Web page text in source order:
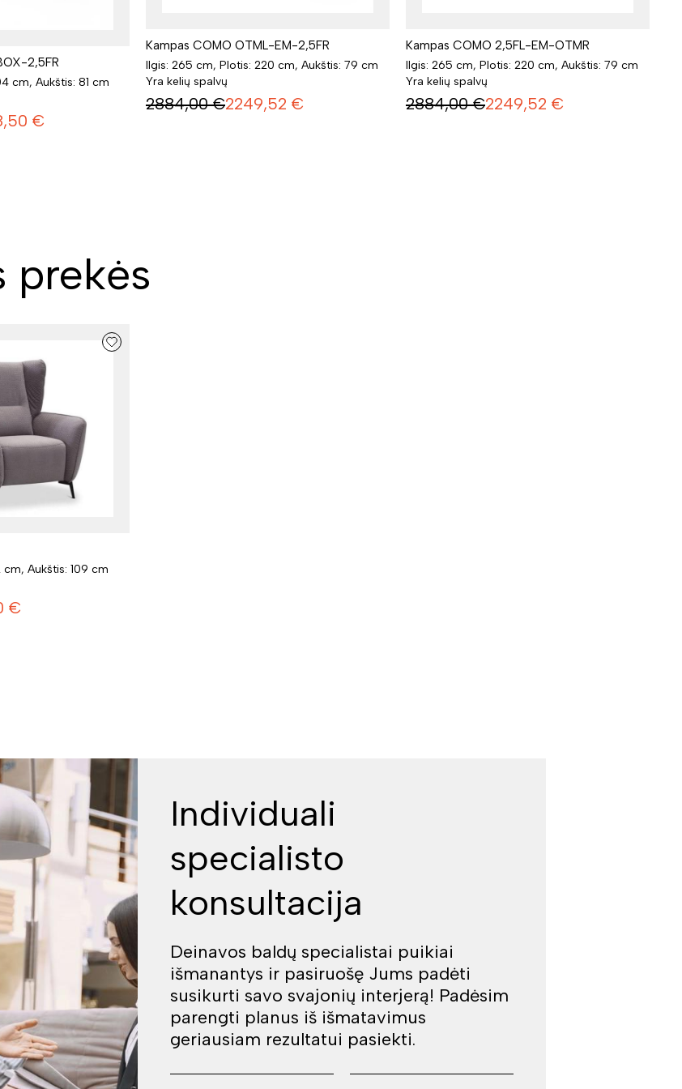
2,5FR
cm, Aukštis: 81 cm
€
Kampas COMO OTML-EM-2,5FR
Ilgis: 265 cm, Plotis: 220 cm, Aukštis: 79 cm
Yra kelių spalvų
2884,00 €2249,52 €
Kampas COMO 2,5FL-EM-OTMR
Ilgis: 265 cm, Plotis: 220 cm, Aukštis: 79 cm
Yra kelių spalvų
2884,00 €2249,52 €
prekės
Aukštis: 109 cm
€
Individuali
specialisto
konsultacija
Deinavos baldų specialistai puikiai
išmanantys ir pasiruošę Jums padėti
susikurti savo svajonių interjerą! Padėsim
parengti planus iš išmatavimus
geriausiam rezultatui pasiekti.